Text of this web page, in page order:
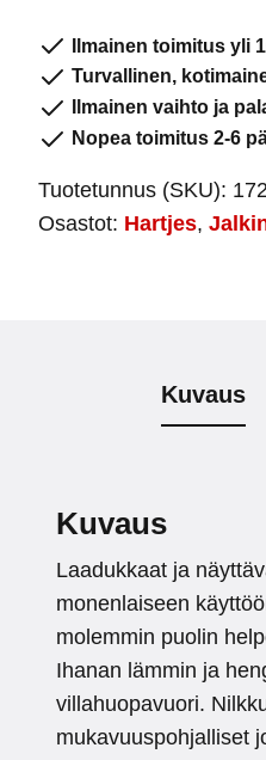
määrä
Ilmainen toimitus yli
Turvallinen,
Ilmainen vaihto ja
Nopea toimitus 2-6
Tuotetunnus (SKU):
Osastot: Hartjes,
Kuvaus
Kuvaus
Laadukkaat ja
monenlaiseen
molemmin puolin
Ihanan lämmin ja
villahuopavuori.
mukavuuspohjalliset